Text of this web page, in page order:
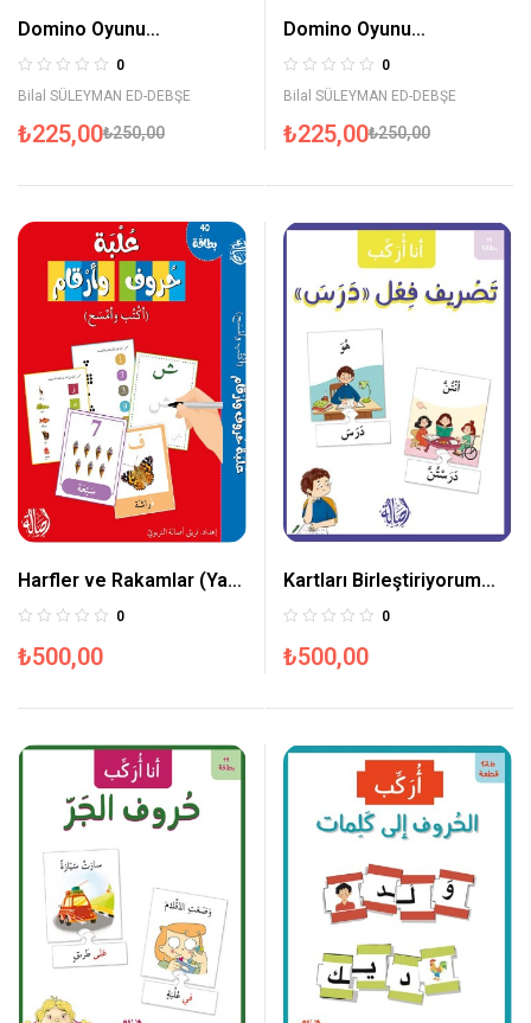
Domino Oyunu
(Hayvanlar)0
Bilal SÜLEYMAN ED-DEBŞE
₺250,00
₺225,00
Domino Oyunu
(Meyveler) 0
Bilal SÜLEYMAN ED-DEBŞE
₺250,00
₺225,00
Harfler ve Rakamlar (Yaz!
– Sil!)
0
₺500,00
Kartları Birleştiriyorum
(Fiilller) 14 Adet
0
₺500,00